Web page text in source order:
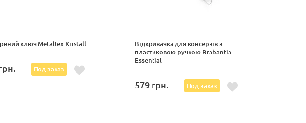
ключ Metaltex Kristall
Под заказ
Відкривачка для консервів з
пластиковою ручкою Brabantia
Essential
579 грн. Под заказ